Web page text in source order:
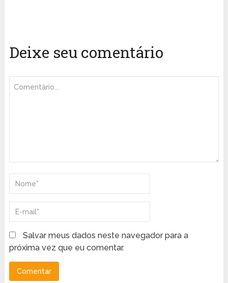
Deixe seu comentário
Salvar meus dados neste navegador para a
próxima vez que eu comentar.